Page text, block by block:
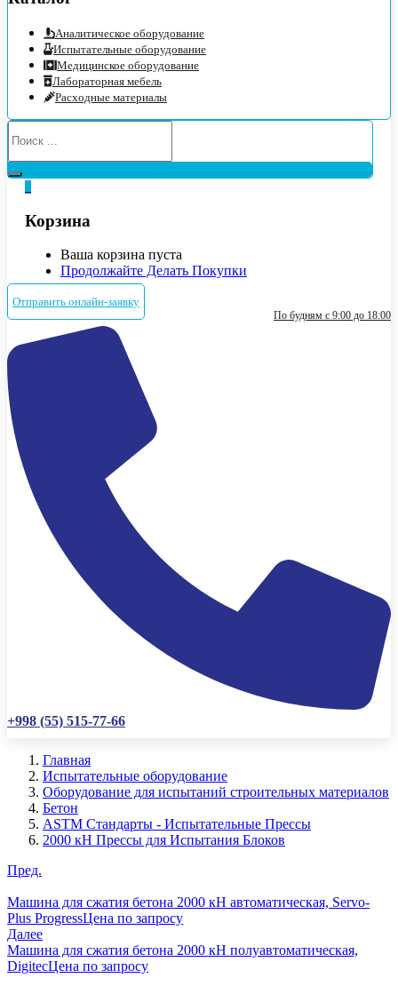
Аналитическое оборудование
Испытательные оборудование
Медицинское оборудование
Лабораторная мебель
Расходные материалы
Корзина
Ваша корзина пуста
Продолжайте Делать Покупки
Отправить онлайн-заявку
По будням с 9:00 до 18:00
+998 (55) 515-77-66
Главная
Испытательные оборудование
Оборудование для испытаний строительных материалов
Бетон
ASTM Стандарты - Испытательные Прессы
2000 кН Прессы для Испытания Блоков
Пред.
Машина для сжатия бетона 2000 кН автоматическая, Servo-
Plus ProgressЦена по запросу
Далее
Машина для сжатия бетона 2000 кН полуавтоматическая,
DigitecЦена по запросу